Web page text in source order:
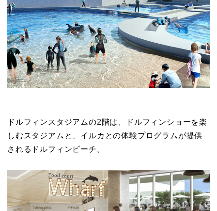
ドルフィンスタジアムの2階は、ドルフィンショーを楽
しむスタジアムと、イルカとの体験プログラムが提供
されるドルフィンビーチ。